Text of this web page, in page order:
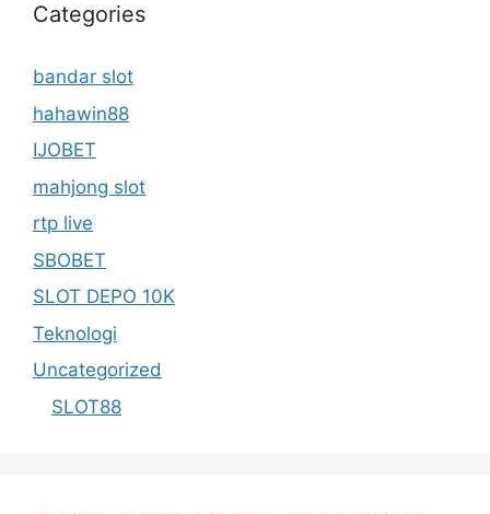
Categories
bandar slot
hahawin88
IJOBET
mahjong slot
rtp live
SBOBET
SLOT DEPO 10K
Teknologi
Uncategorized
SLOT88